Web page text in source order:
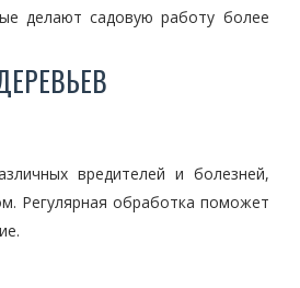
делают садовую работу более
вредителей и болезней,
Регулярная обработка поможет